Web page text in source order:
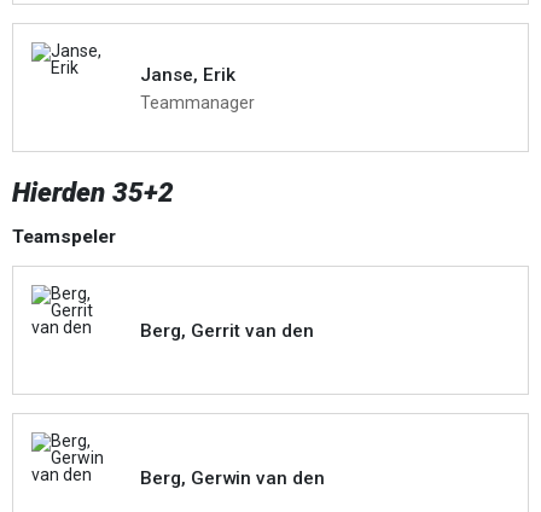
Janse, Erik
Teammanager
Hierden 35+2
Teamspeler
Berg, Gerrit van den
Berg, Gerwin van den